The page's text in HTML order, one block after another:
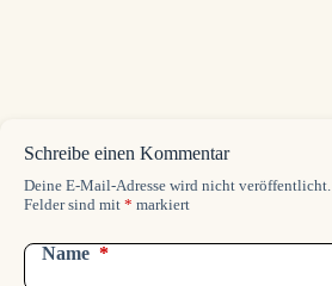
Schreibe einen Kommentar
Deine E-Mail-Adresse wird nicht veröffentlicht.
Felder sind mit * markiert
Name *